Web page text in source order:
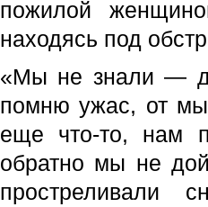
пожилой
находясь под
«Мы не знали —
помню ужас, от
еще что-то, нам
обратно мы не
простреливали